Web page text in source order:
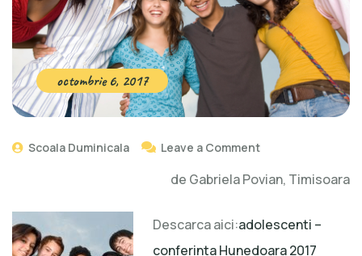
octombrie 6, 2017
Scoala Duminicala Leave a Commenton
adolescenta
de Gabriela Povian, Timisoara
Descarca aici:adolescenti –
conferinta Hunedoara 2017